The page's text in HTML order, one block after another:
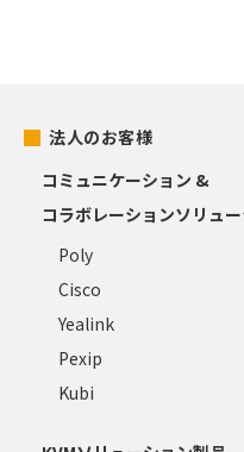
法人のお客様
コミュニケーション &
コラボレーションソリュ
Poly
Cisco
Yealink
Pexip
Kubi